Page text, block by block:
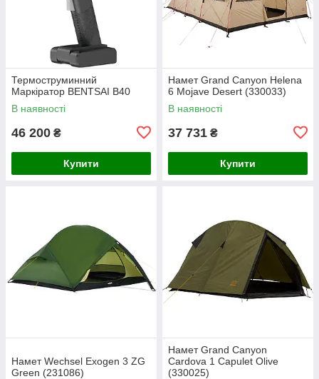
Термоструминний
Маркіратор BENTSAI B40
В наявності
46 200 ₴
Купити
Намет Grand Canyon Helena
6 Mojave Desert (330033)
В наявності
37 731 ₴
Купити
Намет Wechsel Exogen 3 ZG
Green (231086)
Намет Grand Canyon
Cardova 1 Capulet Olive
(330025)